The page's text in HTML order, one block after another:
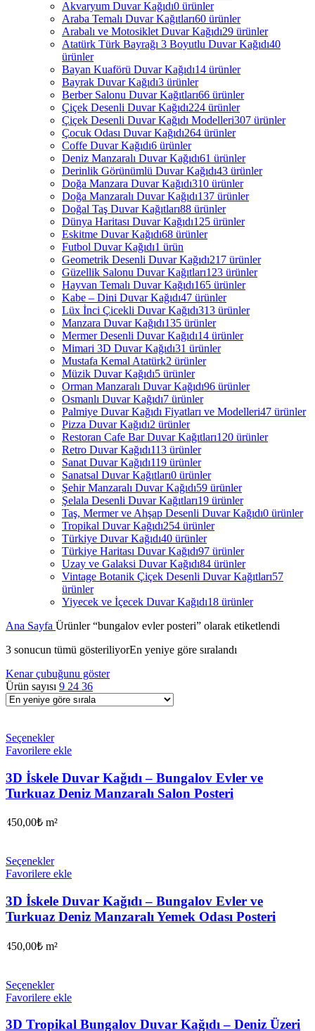
Akvaryum Duvar Kağıdı0 ürünler
Araba Temalı Duvar Kağıtları60 ürünler
Arabalı ve Motosiklet Duvar Kağıdı29 ürünler
Atatürk Türk Bayrağı 3 Boyutlu Duvar Kağıdı40
ürünler
Bayan Kuaförü Duvar Kağıdı14 ürünler
Bayrak Duvar Kağıdı3 ürünler
Berber Salonu Duvar Kağıtları66 ürünler
Çiçek Desenli Duvar Kağıdı224 ürünler
Çiçek Desenli Duvar Kağıdı Modelleri307 ürünler
Çocuk Odası Duvar Kağıdı264 ürünler
Coffe Duvar Kağıdı6 ürünler
Deniz Manzaralı Duvar Kağıdı61 ürünler
Derinlik Görünümlü Duvar Kağıdı43 ürünler
Doğa Manzara Duvar Kağıdı310 ürünler
Doğa Manzaralı Duvar Kağıdı137 ürünler
Doğal Taş Duvar Kağıtları88 ürünler
Dünya Haritası Duvar Kağıdı125 ürünler
Eskitme Duvar Kağıdı68 ürünler
Futbol Duvar Kağıdı1 ürün
Geometrik Desenli Duvar Kağıdı217 ürünler
Güzellik Salonu Duvar Kağıtları123 ürünler
Hayvan Temalı Duvar Kağıdı165 ürünler
Kabe – Dini Duvar Kağıdı47 ürünler
Lüx İnci Çicekli Duvar Kağıdı313 ürünler
Manzara Duvar Kağıdı135 ürünler
Mermer Desenli Duvar Kağıdı14 ürünler
Mimari 3D Duvar Kağıdı31 ürünler
Mustafa Kemal Atatürk2 ürünler
Müzik Duvar Kağıdı5 ürünler
Orman Manzaralı Duvar Kağıdı96 ürünler
Osmanlı Duvar Kağıdı7 ürünler
Palmiye Duvar Kağıdı Fiyatları ve Modelleri47 ürünler
Pizza Duvar Kağıdı2 ürünler
Restoran Cafe Bar Duvar Kağıtları120 ürünler
Retro Duvar Kağıdı113 ürünler
Sanat Duvar Kağıdı119 ürünler
Sanatsal Duvar Kağıtları0 ürünler
Şehir Manzaralı Duvar Kağıdı59 ürünler
Şelala Desenli Duvar Kağıtları19 ürünler
Taş, Mermer ve Ahşap Desenli Duvar Kağıdı0 ürünler
Tropikal Duvar Kağıdı254 ürünler
Türkiye Duvar Kağıdı40 ürünler
Türkiye Haritası Duvar Kağıdı97 ürünler
Uzay ve Galaksi Duvar Kağıdı84 ürünler
Vintage Botanik Çiçek Desenli Duvar Kağıtları57
ürünler
Yiyecek ve İçecek Duvar Kağıdı18 ürünler
Ana Sayfa Ürünler “bungalov evler posteri” olarak etiketlendi
3 sonucun tümü gösteriliyorEn yeniye göre sıralandı
Kenar çubuğunu göster
Ürün sayısı 9 24 36
Seçenekler
Favorilere ekle
3D İskele Duvar Kağıdı – Bungalov Evler ve
Turkuaz Deniz Manzaralı Salon Posteri
450,00₺ m²
Seçenekler
Favorilere ekle
3D İskele Duvar Kağıdı – Bungalov Evler ve
Turkuaz Deniz Manzaralı Yemek Odası Posteri
450,00₺ m²
Seçenekler
Favorilere ekle
3D Tropikal Bungalov Duvar Kağıdı – Deniz Üzeri